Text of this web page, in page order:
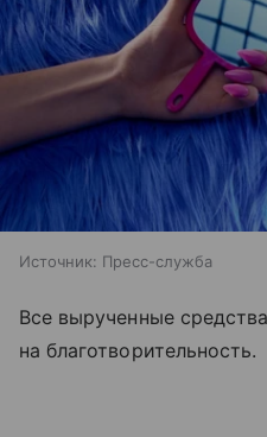
Источник: Пресс-служба
Все вырученные
на благотворительность.